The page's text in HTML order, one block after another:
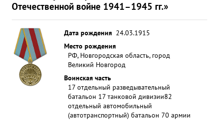
Отечественной войне 1941–1945 гг.»
Дата рождения 24.03.1915
Место рождения
РФ, Новгородская область, город
Великий Новгород
Воинская часть
17 отдельный разведывательный
батальон 17 танковой дивизии82
отдельный автомобильный
(автотранспортный) батальон 70 армии